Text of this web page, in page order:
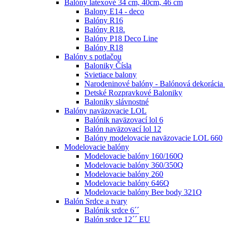
Balóny latexové 34 cm, 40cm, 46 cm
Balony E14 - deco
Balóny R16
Balóny R18.
Balóny P18 Deco Line
Balóny R18
Balóny s potlačou
Baloniky Čísla
Svietiace balony
Narodeninové balóny - Balónová dekorácia
Detské Rozpravkové Baloniky
Baloniky slávnostné
Balóny naväzovacie LOL
Balónik naväzovací lol 6
Balón naväzovací lol 12
Balóny modelovacie naväzovacie LOL 660
Modelovacie balóny
Modelovacie balóny 160/160Q
Modelovacie balóny 360/350Q
Modelovacie balóny 260
Modelovacie balóny 646Q
Modelovacie balóny Bee body 321Q
Balón Srdce a tvary
Balónik srdce 6´´
Balón srdce 12´´ EU